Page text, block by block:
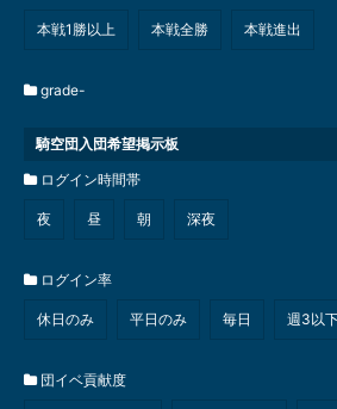
本戦1勝以上 本戦全勝 本戦進出
grade-
騎空団入団希望掲示板
ログイン時間帯
夜 昼 朝 深夜
ログイン率
休日のみ 平日のみ 毎日 週3以
団イベ貢献度